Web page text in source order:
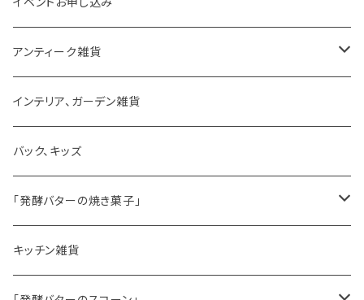
アンティーク雑貨
ゼリーモールド
コンポート
ハマースレイ
インテリア、ガーデン雑貨
バック、キッズ
「発酵バターの焼き菓子」
バターサンドクッキー
キッチン雑貨